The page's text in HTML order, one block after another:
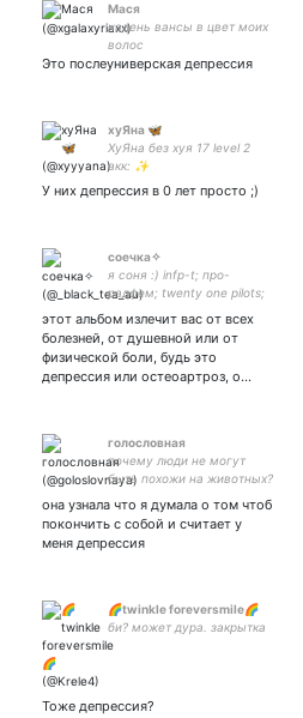
Мася
надень вансы в цвет моих
волос
Это послеуниверская депрессия
xyЯна 🦋
ХуЯна без хуя 17 level 2
акк: ✨
У них депрессия в 0 лет просто ;)
соечка✧
я соня :) infp-t; про-
радфем; twenty one pilots;
alt-j; rizha; the nbhd; the dø;
missio. приватка:
этот альбом излечит вас от всех
болезней, от душевной или от
физической боли, будь это
депрессия или остеоартроз, о…
голословная
почему люди не могут
быть похожи на животных?
она узнала что я думала о том чтоб
покончить с собой и считает у
меня депрессия
🌈twinkle foreversmile🌈
би? может дура. закрытка
Тоже депрессия?